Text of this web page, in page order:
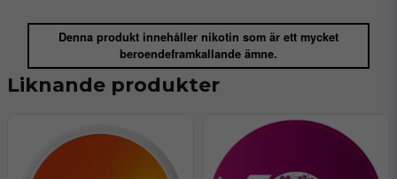
Denna produkt innehåller nikotin som är ett mycket
beroendeframkallande ämne.
Liknande produkter